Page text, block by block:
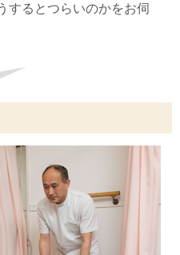
するとつらいのかをお伺